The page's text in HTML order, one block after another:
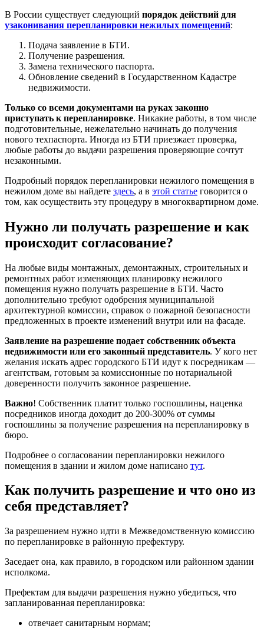
В России существует следующий порядок действий для
узаконивания перепланировки нежилых помещений:
Подача заявление в БТИ.
Получение разрешения.
Замена технического паспорта.
Обновление сведений в Государственном Кадастре
недвижимости.
Только со всеми документами на руках законно
приступать к перепланировке. Никакие работы, в том числе
подготовительные, нежелательно начинать до получения
нового техпаспорта. Иногда из БТИ приезжает проверка,
любые работы до выдачи разрешения проверяющие сочтут
незаконными.
Подробный порядок перепланировки нежилого помещения в
нежилом доме вы найдете здесь, а в этой статье говорится о
том, как осуществить эту процедуру в многоквартирном доме.
Нужно ли получать разрешение и как
происходит согласование?
На любые виды монтажных, демонтажных, строительных и
ремонтных работ изменяющих планировку нежилого
помещения нужно получать разрешение в БТИ. Часто
дополнительно требуют одобрения муниципальной
архитектурной комиссии, справок о пожарной безопасности
предложенных в проекте изменений внутри или на фасаде.
Заявление на разрешение подает собственник объекта
недвижимости или его законный представитель. У кого нет
желания искать адрес городского БТИ идут к посредникам —
агентствам, готовым за комиссионные по нотариальной
доверенности получить законное разрешение.
Важно! Собственник платит только госпошлины, наценка
посредников иногда доходит до 200-300% от суммы
госпошлины за получение разрешения на перепланировку в
бюро.
Подробнее о согласовании перепланировки нежилого
помещения в здании и жилом доме написано тут.
Как получить разрешение и что оно из
себя представляет?
За разрешением нужно идти в Межведомственную комиссию
по перепланировке в районную префектуру.
Заседает она, как правило, в городском или районном здании
исполкома.
Префектам для выдачи разрешения нужно убедиться, что
запланированная перепланировка:
отвечает санитарным нормам;